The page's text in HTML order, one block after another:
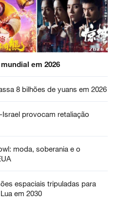
em 2026
8 bilhões de yuans em 2026
provocam retaliação
moda, soberania e o
espaciais tripuladas para
em 2030